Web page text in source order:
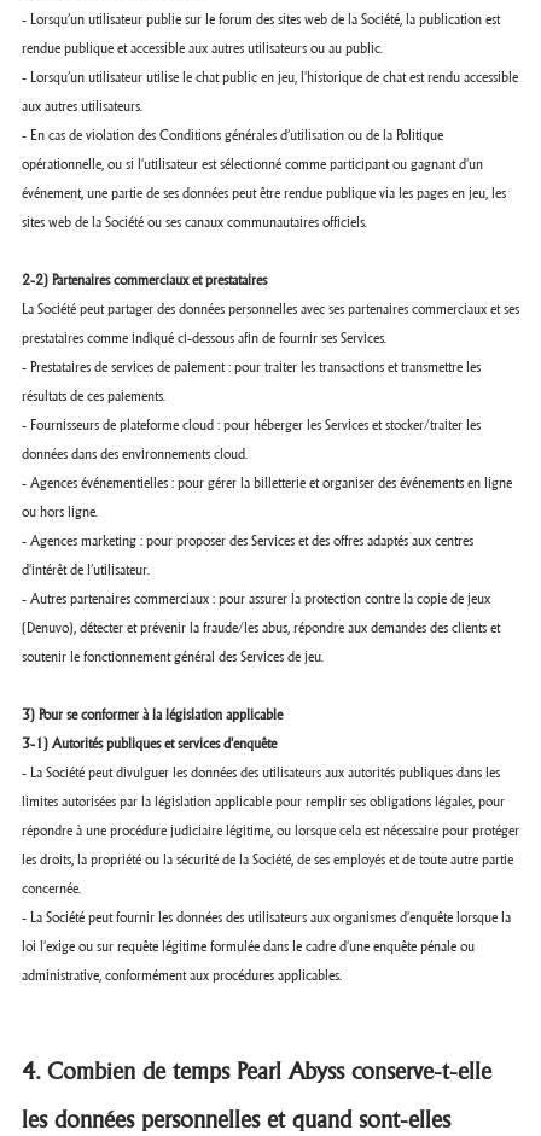
- Lorsqu’un utilisateur publie sur le forum des sites web de la Société, la publication est
rendue publique et accessible aux autres utilisateurs ou au public.
- Lorsqu’un utilisateur utilise le chat public en jeu, l'historique de chat est rendu accessible
aux autres utilisateurs.
- En cas de violation des Conditions générales d’utilisation ou de la Politique
opérationnelle, ou si l'utilisateur est sélectionné comme participant ou gagnant d'un
événement, une partie de ses données peut être rendue publique via les pages en jeu, les
sites web de la Société ou ses canaux communautaires officiels.
2-2) Partenaires commerciaux et prestataires
La Société peut partager des données personnelles avec ses partenaires commerciaux et ses
prestataires comme indiqué ci-dessous afin de fournir ses Services.
- Prestataires de services de paiement : pour traiter les transactions et transmettre les
résultats de ces paiements.
- Fournisseurs de plateforme cloud : pour héberger les Services et stocker/traiter les
données dans des environnements cloud.
- Agences événementielles : pour gérer la billetterie et organiser des événements en ligne
ou hors ligne.
- Agences marketing : pour proposer des Services et des offres adaptés aux centres
d'intérêt de l’utilisateur.
- Autres partenaires commerciaux : pour assurer la protection contre la copie de jeux
(Denuvo), détecter et prévenir la fraude/les abus, répondre aux demandes des clients et
soutenir le fonctionnement général des Services de jeu.
3) Pour se conformer à la législation applicable
3-1) Autorités publiques et services d'enquête
- La Société peut divulguer les données des utilisateurs aux autorités publiques dans les
limites autorisées par la législation applicable pour remplir ses obligations légales, pour
répondre à une procédure judiciaire légitime, ou lorsque cela est nécessaire pour protéger
les droits, la propriété ou la sécurité de la Société, de ses employés et de toute autre partie
concernée.
- La Société peut fournir les données des utilisateurs aux organismes d'enquête lorsque la
loi l'exige ou sur requête légitime formulée dans le cadre d'une enquête pénale ou
administrative, conformément aux procédures applicables.
4. Combien de temps Pearl Abyss conserve-t-elle
les données personnelles et quand sont-elles